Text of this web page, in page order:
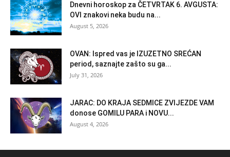
Dnevni horoskop za ČETVRTAK 6. AVGUSTA:
OVI znakovi neka budu na...
August 5, 2026
OVAN: Ispred vas je IZUZETNO SREĆAN
period, saznajte zašto su ga...
July 31, 2026
JARAC: DO KRAJA SEDMICE ZVIJEZDE VAM
donose GOMILU PARA i NOVU...
August 4, 2026